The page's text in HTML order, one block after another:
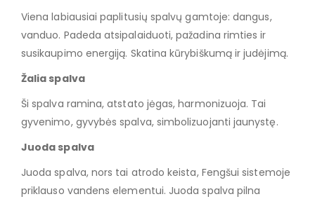
Viena labiausiai paplitusių spalvų gamtoje: dangus,
vanduo. Padeda atsipalaiduoti, pažadina rimties ir
susikaupimo energiją. Skatina kūrybiškumą ir judėjimą.
Žalia spalva
Ši spalva ramina, atstato jėgas, harmonizuoja. Tai
gyvenimo, gyvybės spalva, simbolizuojanti jaunystę.
Juoda spalva
Juoda spalva, nors tai atrodo keista, Fengšui sistemoje
priklauso vandens elementui. Juoda spalva pilna